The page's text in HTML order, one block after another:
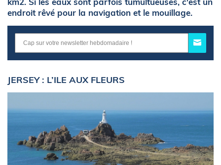
endroit rêvé pour la navigation et le mouillage.
JERSEY : L’ILE AUX FLEURS